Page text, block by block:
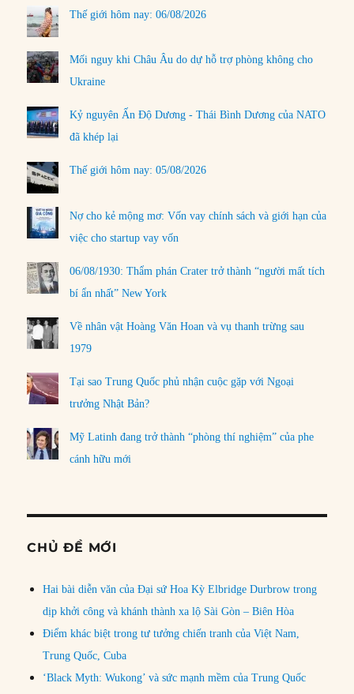
Thế giới hôm nay: 06/08/2026
Mối nguy khi Châu Âu do dự hỗ trợ phòng không cho
Ukraine
Kỷ nguyên Ấn Độ Dương - Thái Bình Dương của NATO
đã khép lại
Thế giới hôm nay: 05/08/2026
Nợ cho kẻ mộng mơ: Vốn vay chính sách và giới hạn của
việc cho startup vay vốn
06/08/1930: Thẩm phán Crater trở thành “người mất tích
bí ẩn nhất” New York
Về nhân vật Hoàng Văn Hoan và vụ thanh trừng sau
1979
Tại sao Trung Quốc phủ nhận cuộc gặp với Ngoại
trưởng Nhật Bản?
Mỹ Latinh đang trở thành “phòng thí nghiệm” của phe
cánh hữu mới
CHỦ ĐỀ MỚI
Hai bài diễn văn của Đại sứ Hoa Kỳ Elbridge Durbrow trong
dịp khởi công và khánh thành xa lộ Sài Gòn – Biên Hòa
Điểm khác biệt trong tư tưởng chiến tranh của Việt Nam,
Trung Quốc, Cuba
‘Black Myth: Wukong’ và sức mạnh mềm của Trung Quốc